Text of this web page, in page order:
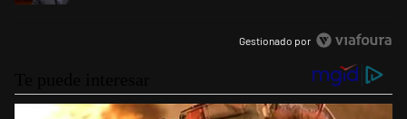
Gestionado por